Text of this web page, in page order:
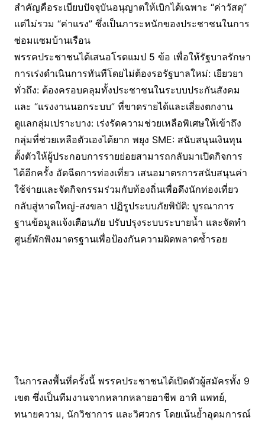
สำคัญคือระเบียบปัจจุบันอนุญาตให้เบิกได้เฉพาะ “ค่าวัสดุ”
แต่ไม่รวม “ค่าแรง” ซึ่งเป็นภาระหนักของประชาชนในการ
ซ่อมแซมบ้านเรือน
พรรคประชาชนได้เสนอโรดแมป 5 ข้อ เพื่อให้รัฐบาลรักษา
การเร่งดำเนินการทันทีโดยไม่ต้องรอรัฐบาลใหม่: เยียวยา
ทั่วถึง: ต้องครอบคลุมทั้งประชาชนในระบบประกันสังคม
และ “แรงงานนอกระบบ” ที่ขาดรายได้และเสี่ยงตกงาน
ดูแลกลุ่มเปราะบาง: เร่งรัดความช่วยเหลือพิเศษให้เข้าถึง
กลุ่มที่ช่วยเหลือตัวเองได้ยาก พยุง SME: สนับสนุนเงินทุน
ตั้งตัวให้ผู้ประกอบการรายย่อยสามารถกลับมาเปิดกิจการ
ได้อีกครั้ง อัดฉีดการท่องเที่ยว เสนอมาตรการสนับสนุนค่า
ใช้จ่ายและจัดกิจกรรมร่วมกับท้องถิ่นเพื่อดึงนักท่องเที่ยว
กลับสู่หาดใหญ่-สงขลา ปฏิรูประบบภัยพิบัติ: บูรณาการ
ฐานข้อมูลแจ้งเตือนภัย ปรับปรุงระบบระบายน้ำ และจัดทำ
ศูนย์พักพิงมาตรฐานเพื่อป้องกันความผิดพลาดซ้ำรอย
ในการลงพื้นที่ครั้งนี้ พรรคประชาชนได้เปิดตัวผู้สมัครทั้ง 9
เขต ซึ่งเป็นทีมงานจากหลากหลายอาชีพ อาทิ แพทย์,
ทนายความ, นักวิชาการ และวิศวกร โดยเน้นย้ำอุดมการณ์